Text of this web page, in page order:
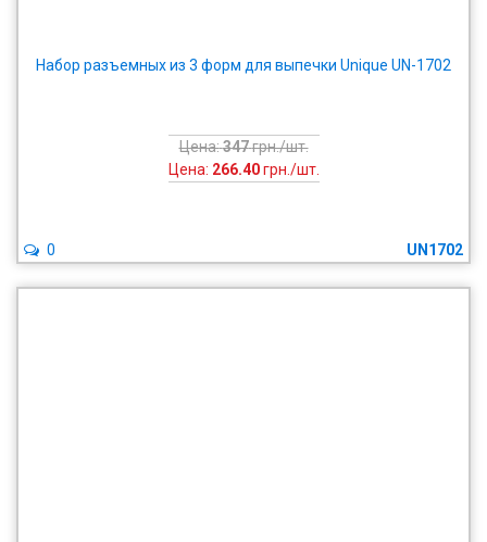
Набор разъемных из 3 форм для выпечки Unique UN-1702
Цена:347грн./шт.
Цена: 266.40 грн./шт.
UN1702
0